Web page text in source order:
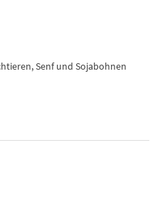
Senf und Sojabohnen